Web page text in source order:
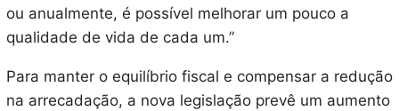
ou anualmente, é possível melhorar um pouco a
qualidade de vida de cada um.”
Para manter o equilíbrio fiscal e compensar a redução
na arrecadação, a nova legislação prevê um aumento